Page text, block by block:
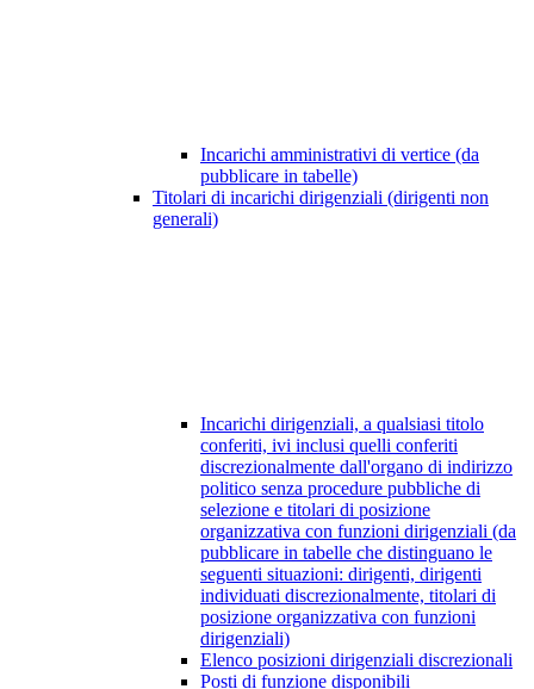
Incarichi amministrativi di vertice (da
pubblicare in tabelle)
Titolari di incarichi dirigenziali (dirigenti non
generali)
Incarichi dirigenziali, a qualsiasi titolo
conferiti, ivi inclusi quelli conferiti
discrezionalmente dall'organo di indirizzo
politico senza procedure pubbliche di
selezione e titolari di posizione
organizzativa con funzioni dirigenziali (da
pubblicare in tabelle che distinguano le
seguenti situazioni: dirigenti, dirigenti
individuati discrezionalmente, titolari di
posizione organizzativa con funzioni
dirigenziali)
Elenco posizioni dirigenziali discrezionali
Posti di funzione disponibili